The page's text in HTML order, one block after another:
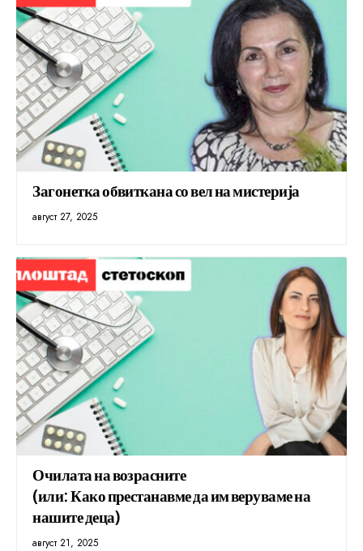
Загонетка обвиткана со вел на мистерија
август 27, 2025
Очилата на возрасните
(или: Како престанавме да им веруваме на
нашите деца)
август 21, 2025